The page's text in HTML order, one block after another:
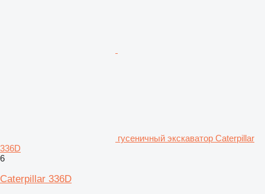
гусеничный экскаватор Caterpillar
336D
6
Caterpillar 336D